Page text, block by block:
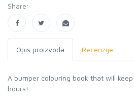
Share:
Opis proizvoda Recenzije
A bumper colouring book that will
hours!